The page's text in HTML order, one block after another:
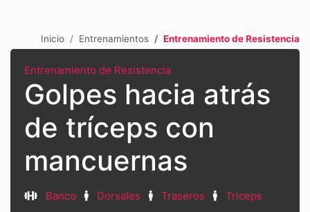
Inicio Entrenamientos Entrenamiento de Resistencia
Entrenamiento de Resistencia
Golpes hacia atrás
de tríceps con
mancuernas
Banco Dorsales Traseros Triceps